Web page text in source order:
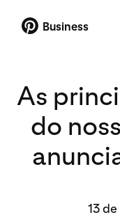
Business
As
do
13